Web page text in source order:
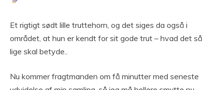
Et rigtigt sødt lille truttehorn, og det siges da også i
området, at hun er kendt for sit gode trut – hvad det så
lige skal betyde..
Nu kommer fragtmanden om få minutter med seneste